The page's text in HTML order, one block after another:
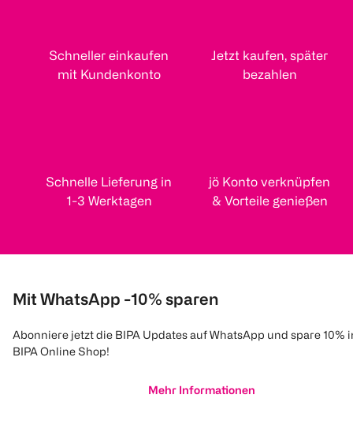
Schneller einkaufen
mit Kundenkonto
Jetzt kaufen, später
bezahlen
Schnelle Lieferung in
1-3 Werktagen
jö Konto verknüpfen
& Vorteile genießen
Mit WhatsApp -10% sparen
Abonniere jetzt die BIPA Updates auf WhatsApp und spare 10%
BIPA Online Shop!
Mehr Informationen